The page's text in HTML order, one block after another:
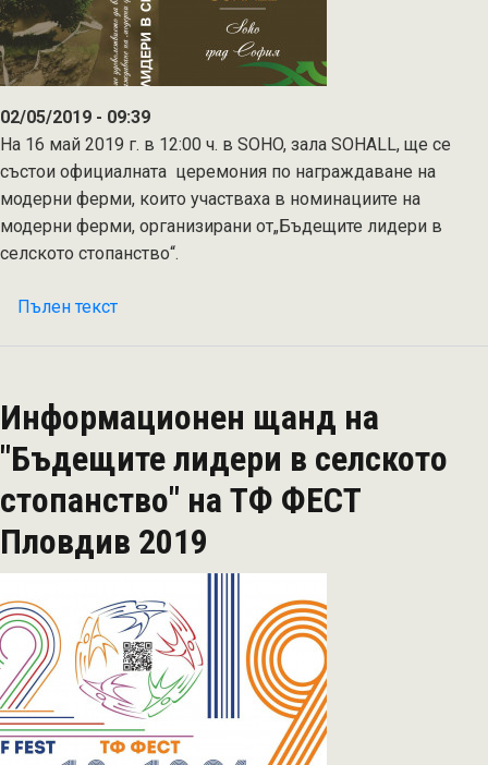
02/05/2019 - 09:39
На 16 май 2019 г. в 12:00 ч. в SOHO, зала SOHALL, ще се
състои официалната церемония по награждаване на
модерни ферми, които участваха в номинациите на
модерни ферми, организирани от„Бъдещите лидери в
селското стопанство“.
Пълен текст
награждаване
модерни
ферми
Информационен щанд на
"Бъдещите лидери в селското
стопанство" на ТФ ФЕСТ
Пловдив 2019